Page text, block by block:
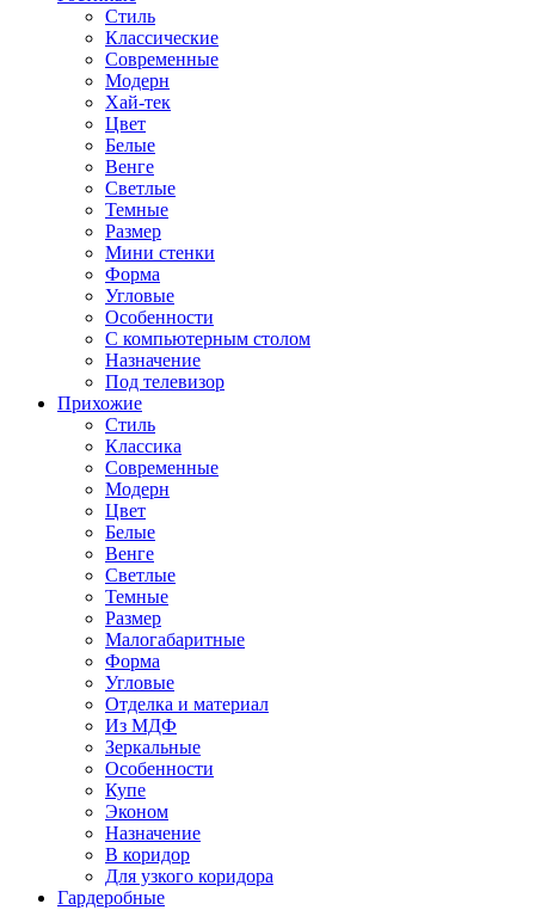
Стиль
Классические
Современные
Модерн
Хай-тек
Цвет
Белые
Венге
Светлые
Темные
Размер
Мини стенки
Форма
Угловые
Особенности
С компьютерным столом
Назначение
Под телевизор
Прихожие
Стиль
Классика
Современные
Модерн
Цвет
Белые
Венге
Светлые
Темные
Размер
Малогабаритные
Форма
Угловые
Отделка и материал
Из МДФ
Зеркальные
Особенности
Купе
Эконом
Назначение
В коридор
Для узкого коридора
Гардеробные